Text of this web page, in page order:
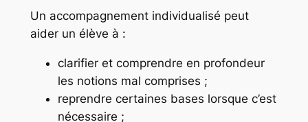
Un accompagnement individualisé peut
aider un élève à :
clarifier et comprendre en profondeur
les notions mal comprises ;
reprendre certaines bases lorsque c’est
nécessaire ;